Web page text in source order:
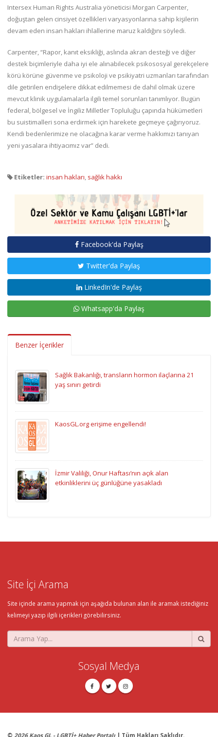
Intersex Human Rights Australia yöneticisi Morgan Carpenter,
doğuştan gelen cinsiyet özellikleri varyasyonlarına sahip kişilerin
devam eden insan hakları ihlallerine maruz kaldığını söyledi.
Carpenter, “Rapor, kanıt eksikliği, aslında akran desteği ve diğer
destek biçimleriyle daha iyi ele alınabilecek psikososyal gerekçelere
körü körüne güvenme ve psikoloji ve psikiyatri uzmanları tarafından
dile getirilen endişelere dikkat edilmemesi de dahil olmak üzere
mevcut klinik uygulamalarla ilgili temel sorunları tanımlıyor. Bugün
federal, bölgesel ve İngiliz Milletler Topluluğu çapında hükümetleri
bu suistimalleri sona erdirmek için harekete geçmeye çağırıyoruz.
Kendi bedenlerimize ne olacağına karar verme hakkımızı tanıyan
yeni yasalara ihtiyacımız var” dedi.
Etiketler: insan hakları, sağlık hakkı
Facebook'da Paylaş
Twitter'da Paylaş
LinkedIn'de Paylaş
Whatsapp'da Paylaş
Benzer İçerikler
Sağlık Bakanlığı, transların hormon ilaçlarına 21
yaş sınırı getirdi
KaosGL.org erişime engellendi!
İzmir Valiliği, Onur Haftası’nın açık alan
etkinliklerini üç günlüğüne yasakladı
Site İçi Arama
Site içinde arama yapmak için aşağıda bulunan alan ile aramak istediğiniz
kelimeyi yazıp ilgili içerikleri görebilirsiniz.
Sosyal Medya
© 2026 Kaos GL - LGBTİ+ Haber Portalı | Tüm Hakları Saklıdır.